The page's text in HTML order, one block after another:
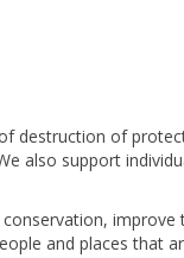
destruction of
also support
and places that